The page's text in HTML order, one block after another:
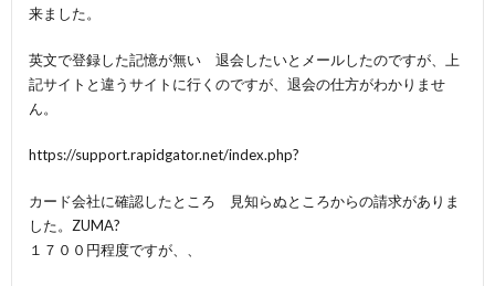
来ました。
英文で登録した記憶が無い 退会したいとメールしたのですが、上
記サイトと違うサイトに行くのですが、退会の仕方がわかりませ
ん。
https://support.rapidgator.net/index.php?
カード会社に確認したところ 見知らぬところからの請求がありま
した。ZUMA?
１７００円程度ですが、、